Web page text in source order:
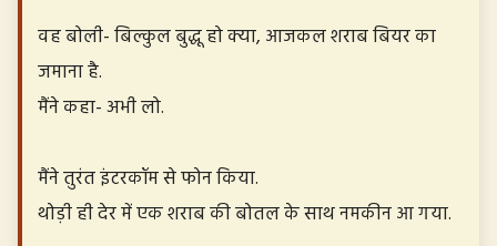
वह बोली- बिल्कुल बुद्धू हो क्या, आजकल शराब बियर का
जमाना है.
मैंने कहा- अभी लो.
मैंने तुरंत इंटरकॉम से फोन किया.
थोड़ी ही देर में एक शराब की बोतल के साथ नमकीन आ गया.